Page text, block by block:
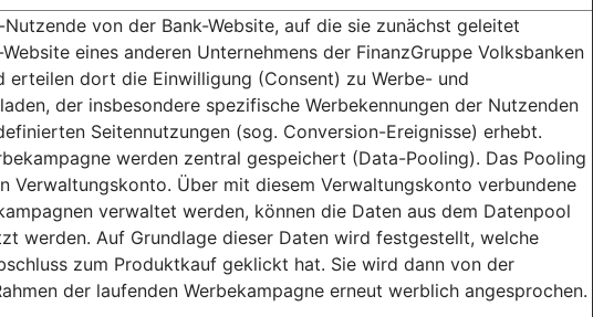
von der Bank-Website, auf die sie zunächst geleitet
eines anderen Unternehmens der FinanzGruppe Volksbanken
erteilen dort die Einwilligung (Consent) zu Werbe- und
der insbesondere spezifische Werbekennungen der Nutzenden
Seitennutzungen (sog. Conversion-Ereignisse) erhebt.
werden zentral gespeichert (Data-Pooling). Das Pooling
Verwaltungskonto. Über mit diesem Verwaltungskonto verbundene
verwaltet werden, können die Daten aus dem Datenpool
werden. Auf Grundlage dieser Daten wird festgestellt, welche
zum Produktkauf geklickt hat. Sie wird dann von der
der laufenden Werbekampagne erneut werblich angesprochen.